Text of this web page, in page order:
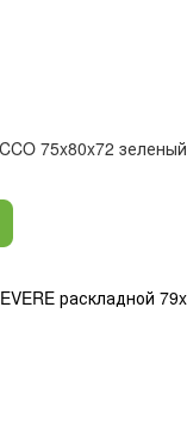
75x80x72 зеленый